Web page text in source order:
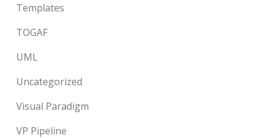
Templates
TOGAF
UML
Uncategorized
Visual Paradigm
VP Pipeline